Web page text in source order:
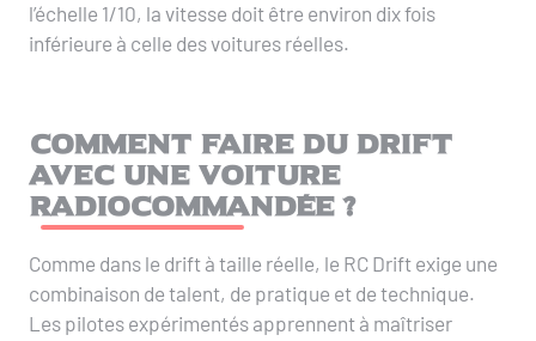
l’échelle 1/10, la vitesse doit être environ dix fois
inférieure à celle des voitures réelles.
Comment faire du drift
avec une voiture
radiocommandée ?
Comme dans le drift à taille réelle, le RC Drift exige une
combinaison de talent, de pratique et de technique.
Les pilotes expérimentés apprennent à maîtriser